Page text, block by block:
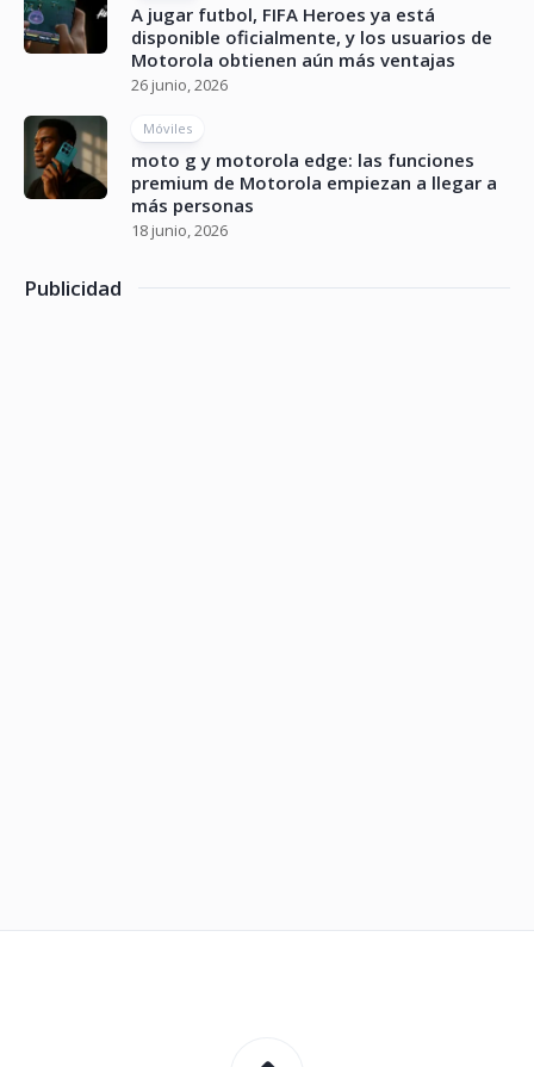
A jugar futbol, FIFA Heroes ya está
disponible oficialmente, y los usuarios de
Motorola obtienen aún más ventajas
26 junio, 2026
Móviles
moto g y motorola edge: las funciones
premium de Motorola empiezan a llegar a
más personas
18 junio, 2026
Publicidad